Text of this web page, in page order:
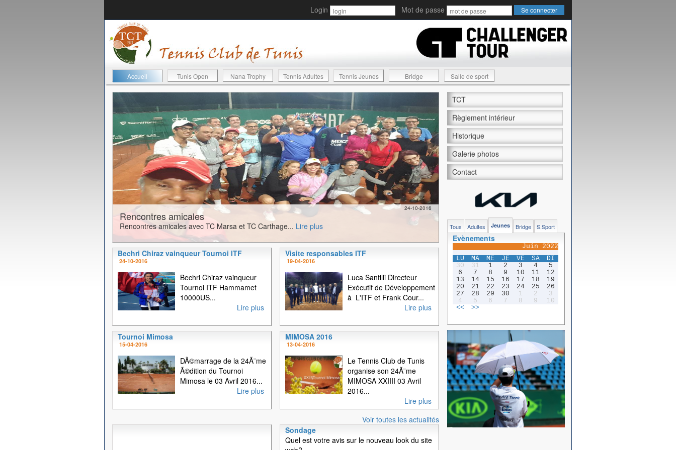
Login Mot de passe
Accueil Tunis Open Nana Trophy Tennis Adultes Tennis Jeunes Bridge Salle de sport
24-10-2016
Rencontres amicales
Rencontres amicales avec TC Marsa et TC Carthage... Lire plus
Bechri Chiraz vainqueur Tournoi ITF
24-10-2016
Bechri Chiraz vainqueur
Tournoi ITF Hammamet
10000US...
Lire plus
Visite responsables ITF
19-04-2016
Luca Santilli Directeur
Exécutif de Développement
à L'ITF et Frank Cour...
Lire plus
Tournoi Mimosa
15-04-2016
DÃ©marrage de la 24Ã¨me
Ã©dition du Tournoi
Mimosa le 03 Avril 2016...
Lire plus
MIMOSA 2016
13-04-2016
Le Tennis Club de Tunis
organise son 24Ã¨me
MIMOSA XXIIII 03 Avril
2016...
Lire plus
Voir toutes les actualités
Sondage
Quel est votre avis sur le nouveau look du site
TCT
Règlement intérieur
Historique
Galerie photos
Contact
Tous Adultes Jeunes Bridge S.Sport
Evènements
Juin 2022
LU
MA ME JE VE SA
DI
30
31 1 2 3 4
5
6
7 8 9 10 11
12
13
14 15 16 17 18
19
20
21 22 23 24 25
26
27
28 29 30 1 2
3
4
5 6 7 8 9
10
<<
>>